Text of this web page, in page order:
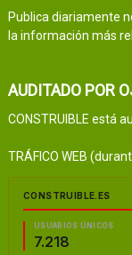
Publica diariamente
la información más
AUDITADO POR
CONSTRUIBLE está
TRÁFICO WEB